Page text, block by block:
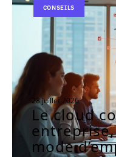
CONSEILS
28 juillet 2026
Le cloud
mode